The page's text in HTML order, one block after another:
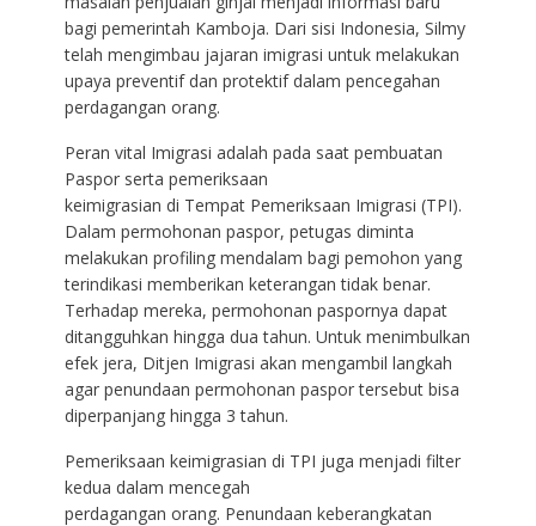
bagi pemerintah Kamboja. Dari sisi Indonesia, Silmy
telah mengimbau jajaran imigrasi untuk melakukan
upaya preventif dan protektif dalam pencegahan
perdagangan orang.
Peran vital Imigrasi adalah pada saat pembuatan
Paspor serta pemeriksaan
keimigrasian di Tempat Pemeriksaan Imigrasi (TPI).
Dalam permohonan paspor, petugas diminta
melakukan profiling mendalam bagi pemohon yang
terindikasi memberikan keterangan tidak benar.
Terhadap mereka, permohonan paspornya dapat
ditangguhkan hingga dua tahun. Untuk menimbulkan
efek jera, Ditjen Imigrasi akan mengambil langkah
agar penundaan permohonan paspor tersebut bisa
diperpanjang hingga 3 tahun.
Pemeriksaan keimigrasian di TPI juga menjadi filter
kedua dalam mencegah
perdagangan orang. Penundaan keberangkatan